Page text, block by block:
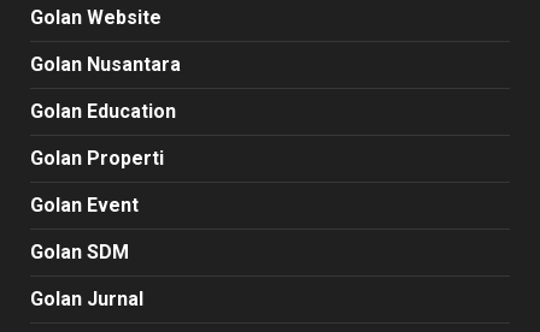
Golan Website
Golan Nusantara
Golan Education
Golan Properti
Golan Event
Golan SDM
Golan Jurnal